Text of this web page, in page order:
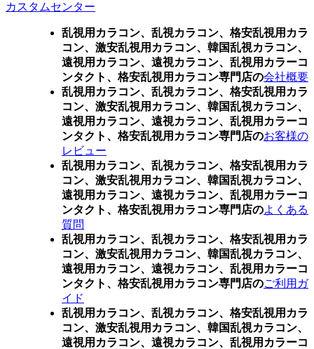
カスタムセンター
乱視用カラコン、乱視カラコン、格安乱視用カラ
コン、激安乱視用カラコン、韓国乱視カラコン、
遠視用カラコン、遠視カラコン、乱視用カラーコ
ンタクト、格安乱視用カラコン専門店の会社概要
乱視用カラコン、乱視カラコン、格安乱視用カラ
コン、激安乱視用カラコン、韓国乱視カラコン、
遠視用カラコン、遠視カラコン、乱視用カラーコ
ンタクト、格安乱視用カラコン専門店のお客様の
レビュー
乱視用カラコン、乱視カラコン、格安乱視用カラ
コン、激安乱視用カラコン、韓国乱視カラコン、
遠視用カラコン、遠視カラコン、乱視用カラーコ
ンタクト、格安乱視用カラコン専門店のよくある
質問
乱視用カラコン、乱視カラコン、格安乱視用カラ
コン、激安乱視用カラコン、韓国乱視カラコン、
遠視用カラコン、遠視カラコン、乱視用カラーコ
ンタクト、格安乱視用カラコン専門店のご利用ガ
イド
乱視用カラコン、乱視カラコン、格安乱視用カラ
コン、激安乱視用カラコン、韓国乱視カラコン、
遠視用カラコン、遠視カラコン、乱視用カラーコ